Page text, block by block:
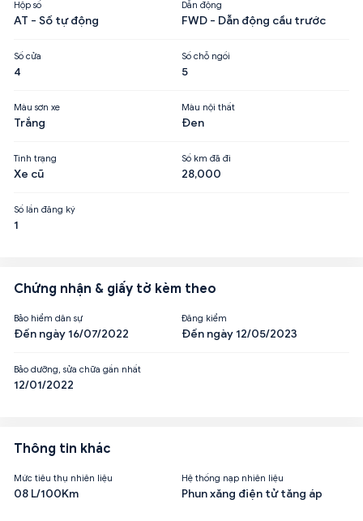
Hộp số
AT - Số tự động
Dẫn động
FWD - Dẫn động cầu trước
Số cửa
4
Số chỗ ngồi
5
Màu sơn xe
Trắng
Màu nội thất
Đen
Tình trạng
Xe cũ
Số km đã đi
28,000
Số lần đăng ký
1
Chứng nhận & giấy tờ kèm theo
Bảo hiểm dân sự
Đến ngày 16/07/2022
Đăng kiểm
Đến ngày 12/05/2023
Bảo dưỡng, sửa chữa gần nhất
12/01/2022
Thông tin khác
Mức tiêu thụ nhiên liệu
08 L/100Km
Hệ thống nạp nhiên liệu
Phun xăng điện tử tăng áp